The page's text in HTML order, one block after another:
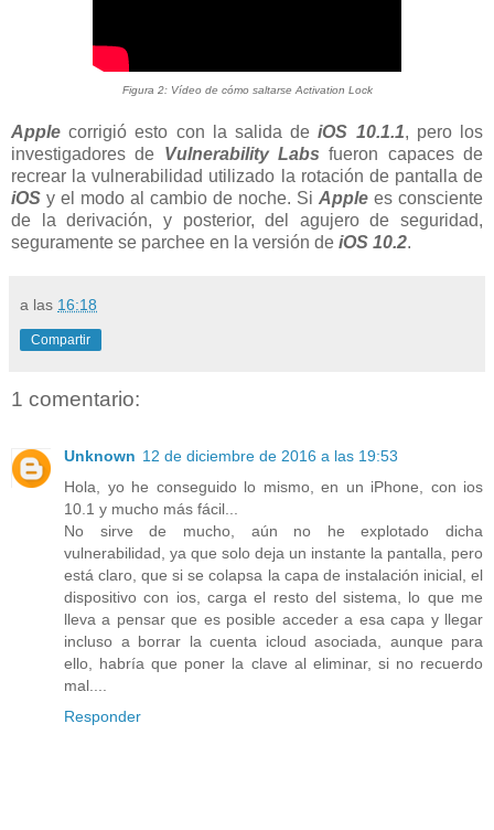
Figura 2: Vídeo de cómo saltarse Activation Lock
Apple corrigió esto con la salida deiOS 10.1.1, pero los
investigadores de Vulnerability Labs fueron capaces de
recrear la vulnerabilidad utilizado la rotación de pantalla de
iOS y el modo al cambio de noche. Si Apple es consciente
de la derivación, y posterior, del agujero de seguridad,
seguramente se parchee en la versión de iOS 10.2.
a las 16:18
Compartir
1 comentario:
Unknown 12 de diciembre de 2016 a las 19:53
Hola, yo he conseguido lo mismo, en un iPhone, con ios
10.1 y mucho más fácil...
No sirve de mucho, aún no he explotado dicha
vulnerabilidad, ya que solo deja un instante la pantalla, pero
está claro, que si se colapsa la capa de instalación inicial, el
dispositivo con ios, carga el resto del sistema, lo que me
lleva a pensar que es posible acceder a esa capa y llegar
incluso a borrar la cuenta icloud asociada, aunque para
ello, habría que poner la clave al eliminar, si no recuerdo
mal....
Responder